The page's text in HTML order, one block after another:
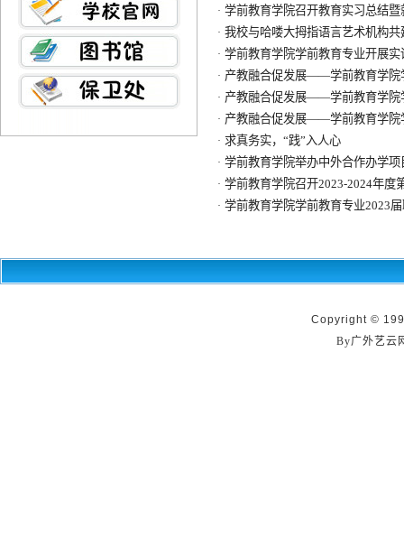
· 学前教育学院召开教育实习总结
· 我校与哈喽大拇指语言艺术机构
· 学前教育学院学前教育专业开展
· 产教融合促发展——学前教育学院
· 产教融合促发展——学前教育学院
· 产教融合促发展——学前教育学院
· 求真务实，“践”入人心
· 学前教育学院举办中外合作办学
· 学前教育学院召开2023-2024年度
· 学前教育学院学前教育专业2023
Copyright ©
By广外艺云